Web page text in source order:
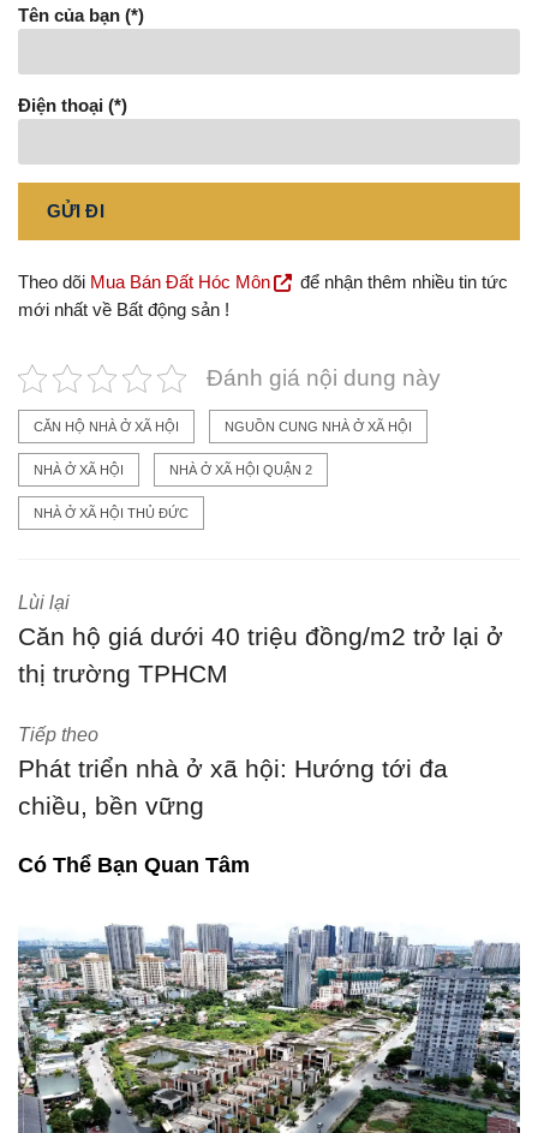
Tên của bạn (*)
Điện thoại (*)
Theo dõi Mua Bán Đất Hóc Môn
để nhận thêm nhiều tin tức
mới nhất về Bất động sản !
Đánh giá nội dung này
CĂN HỘ NHÀ Ở XÃ HỘI NGUỒN CUNG NHÀ Ở XÃ HỘI
NHÀ Ở XÃ HỘI NHÀ Ở XÃ HỘI QUẬN 2
NHÀ Ở XÃ HỘI THỦ ĐỨC
Lùi lại
Căn hộ giá dưới 40 triệu đồng/m2 trở lại ở
thị trường TPHCM
Tiếp theo
Phát triển nhà ở xã hội: Hướng tới đa
chiều, bền vững
Có Thể Bạn Quan Tâm